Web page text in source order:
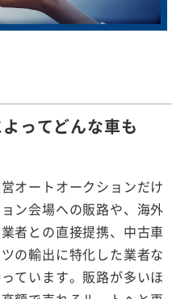
よってどんな車も
オートオークションだけ
ン会場への販路や、海外
者との直接提携、中古車
の輸出に特化した業者な
ています。販路が多いほ